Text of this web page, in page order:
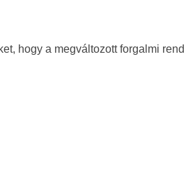
hogy a megváltozott forgalmi